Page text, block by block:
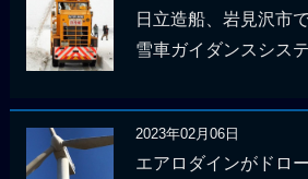
日立造船、岩見沢市
雪車ガイダンスシス
2023年02月06日
エアロダインがドロ